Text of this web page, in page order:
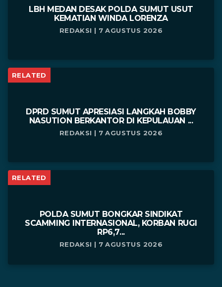
LBH MEDAN DESAK POLDA SUMUT USUT
KEMATIAN WINDA LORENZA
REDAKSI | 7 AGUSTUS 2026
RELATED
DPRD SUMUT APRESIASI LANGKAH BOBBY
NASUTION BERKANTOR DI KEPULAUAN ...
REDAKSI | 7 AGUSTUS 2026
RELATED
POLDA SUMUT BONGKAR SINDIKAT
SCAMMING INTERNASIONAL, KORBAN RUGI
RP6,7...
REDAKSI | 7 AGUSTUS 2026